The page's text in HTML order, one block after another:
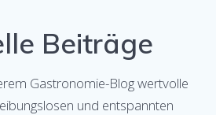
Beiträge
Gastronomie-Blog wertvolle
und entspannten